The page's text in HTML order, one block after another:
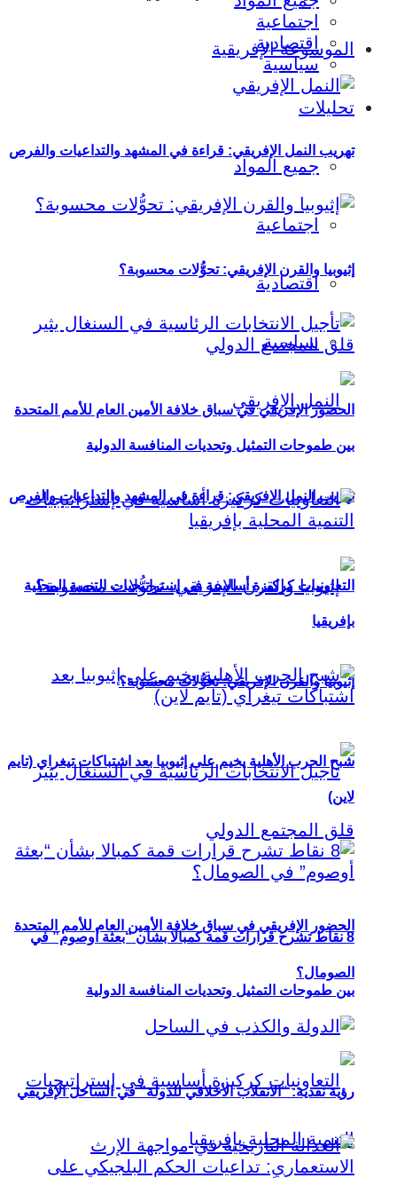
الموسوعة الإفريقية
تحليلات
جميع المواد
اجتماعية
اقتصادية
سياسية
تهريب النمل الإفريقي: قراءة في المشهد والتداعيات والفرص
إثيوبيا والقرن الإفريقي: تحوُّلات محسوبة؟
الحضور الإفريقي في سباق خلافة الأمين العام للأمم المتحدة
بين طموحات التمثيل وتحديات المنافسة الدولية
اجتماعية
اقتصادية
سياسية
تهريب النمل الإفريقي: قراءة في المشهد والتداعيات والفرص
إثيوبيا والقرن الإفريقي: تحوُّلات محسوبة؟
الحضور الإفريقي في سباق خلافة الأمين العام للأمم المتحدة
بين طموحات التمثيل وتحديات المنافسة الدولية
التعاونيات كركيزة أساسية في إستراتيجيات التنمية المحلية
بإفريقيا
شبح الحرب الأهلية يخيم على إثيوبيا بعد اشتباكات تيغراي (تايم
لاين)
8 نقاط تشرح قرارات قمة كمبالا بشأن “بعثة أوصوم” في
الصومال؟
رؤية نقدية: “الانقلاب الأخلاقي للدولة” في الساحل الإفريقي